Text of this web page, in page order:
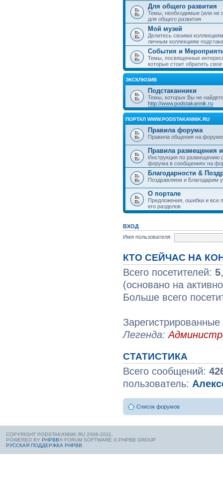
Для общего развития
Темы, необходимые (или не
для общего развития
Мой музей
Делитесь своими
личным коллекциям
События и
Темы, посвященные
которые стоит обратить
ЭКСКЛЮЗИВ
Подстаканники
Темы, которых Вы не
http://www.podstakannik.ru
ПОРТАЛ WWW.PODSTAKANNIK.RU
Правила форума
Правила общения на форуме
Правила размещения
Инструкция по размещению
форума в сообщениях на
Благодарности &
Поздравляем и Благодарим
О портале
Предложения, ошибки и все
его разделов
ВХОД
Имя пользователя:
КТО СЕЙЧАС НА
Всего посетителей: 5
(основано на
Больше всего
Легенда:
СТАТИСТИКА
Всего сообщений:
пользователь:
Список форумов
COPYRIGHT PODSTAKANNIK.RU 2006-2011.
POWERED BY PHPBB® FORUM SOFTWARE © PHPBB GROUP
РУССКАЯ ПОДДЕРЖКА PHPBB